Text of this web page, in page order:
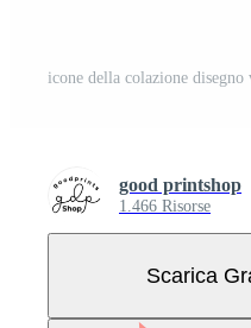
icone della colazione
good printshop
1.466 Risorse
Scarica